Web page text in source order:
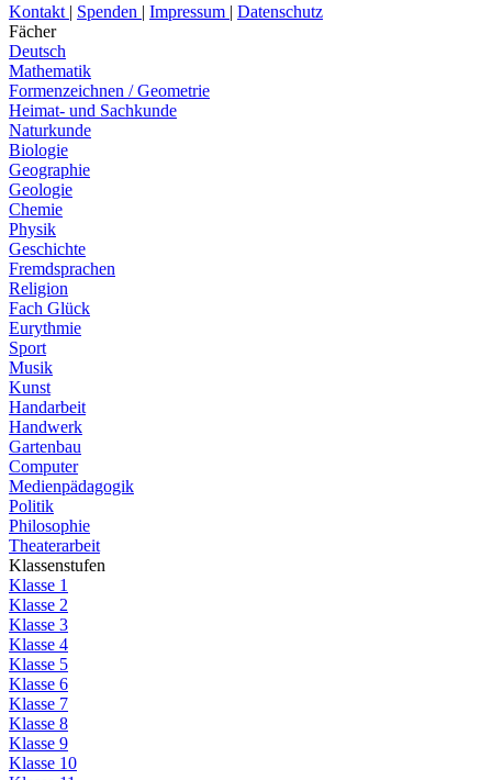
Kontakt | Spenden | Impressum | Datenschutz
Fächer
Deutsch
Mathematik
Formenzeichnen / Geometrie
Heimat- und Sachkunde
Naturkunde
Biologie
Geographie
Geologie
Chemie
Physik
Geschichte
Fremdsprachen
Religion
Fach Glück
Eurythmie
Sport
Musik
Kunst
Handarbeit
Handwerk
Gartenbau
Computer
Medienpädagogik
Politik
Philosophie
Theaterarbeit
Klassenstufen
Klasse 1
Klasse 2
Klasse 3
Klasse 4
Klasse 5
Klasse 6
Klasse 7
Klasse 8
Klasse 9
Klasse 10